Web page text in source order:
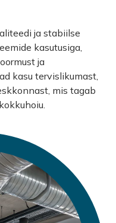
ja stabiilse
kasutusiga,
ja
kasu tervislikumast,
mis tagab